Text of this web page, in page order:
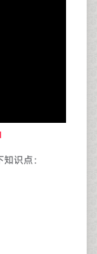
识点：